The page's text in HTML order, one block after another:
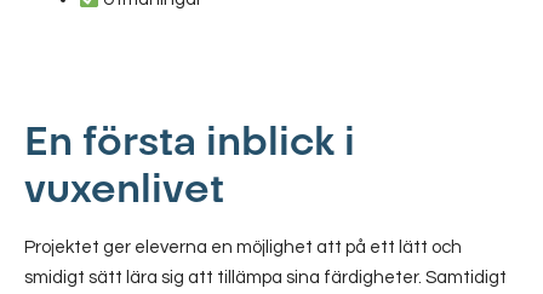
En första inblick i
vuxenlivet
Projektet ger eleverna en möjlighet att på ett lätt och
smidigt sätt lära sig att tillämpa sina färdigheter. Samtidigt